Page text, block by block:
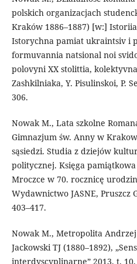
polskich organizacjach
Kraków 1886–1887) [w:]
Istorychna pamiat ukraintsiv i
formuvannia natsional noi
polovyni ХХ stolittia,
Zashkilniaka, Y. Pisulinskoi, P.
306.
Nowak M., Lata szkolne
Gimnazjum św. Anny w
sąsiedzi. Studia z dziejów
politycznej. Księga
Mroczce w 70. rocznicę
Wydawnictwo JASNE, Pruszcz
403–417.
Nowak M., Metropolita
Jackowski TJ (1880–1892),
interdyscyplinarne” 2013, t. 10,